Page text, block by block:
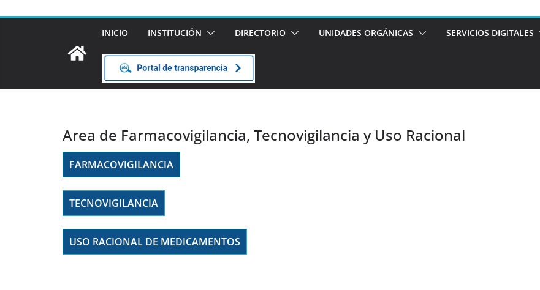
INICIO INSTITUCIÓN DIRECTORIO UNIDADES ORGÁNICAS SERVICIOS DIGITALES
Area de Farmacovigilancia, Tecnovigilancia y Uso Racional
FARMACOVIGILANCIA
TECNOVIGILANCIA
USO RACIONAL DE MEDICAMENTOS